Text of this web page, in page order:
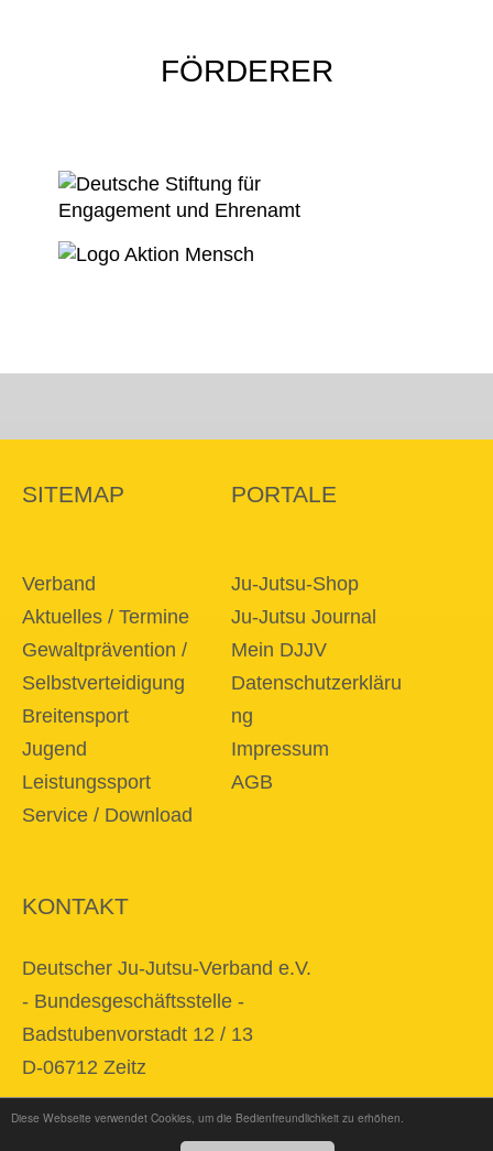
Diese Webseite verwendet Cookies, um die Bedienfreundlichkeit zu erhöhen.
FÖRDERER
SITEMAP
Verband
Aktuelles / Termine
Gewaltprävention /
Selbstverteidigung
Breitensport
Jugend
Leistungssport
Service / Download
PORTALE
Ju-Jutsu-Shop
Ju-Jutsu Journal
Mein DJJV
Datenschutzerkläru
ng
Impressum
AGB
KONTAKT
Deutscher Ju-Jutsu-Verband e.V.
- Bundesgeschäftsstelle -
Badstubenvorstadt 12 / 13
D-06712 Zeitz